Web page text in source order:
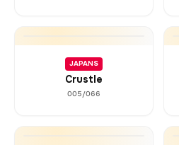
JAPANS
Crustle
005/066